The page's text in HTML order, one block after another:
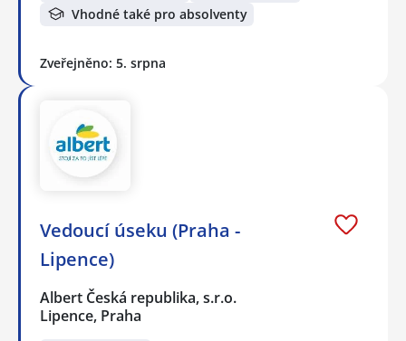
Vhodné také pro absolventy
Zveřejněno: 5. srpna
Vedoucí úseku (Praha -
Lipence)
Albert Česká republika, s.r.o.
Lipence, Praha